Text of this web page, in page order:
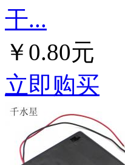
干...
￥0.80元
立即购买